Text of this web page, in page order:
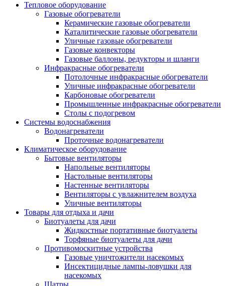
Тепловое оборудование
Газовые обогреватели
Керамические газовые обогреватели
Каталитические газовые обогреватели
Уличные газовые обогреватели
Газовые конвекторы
Газовые баллоны, редукторы и шланги
Инфракрасные обогреватели
Потолочные инфракрасные обогреватели
Уличные инфракрасные обогреватели
Карбоновые обогреватели
Промышленные инфракрасные обогреватели
Столы с подогревом
Системы водоснабжения
Водонагреватели
Проточные водонагреватели
Климатическое оборудование
Бытовые вентиляторы
Напольные вентиляторы
Настольные вентиляторы
Настенные вентиляторы
Вентиляторы с увлажнителем воздуха
Уличные вентиляторы
Товары для отдыха и дачи
Биотуалеты для дачи
Жидкостные портативные биотуалеты
Торфяные биотуалеты для дачи
Противомоскитные устройства
Газовые уничтожители насекомых
Инсектицидные лампы-ловушки для
насекомых